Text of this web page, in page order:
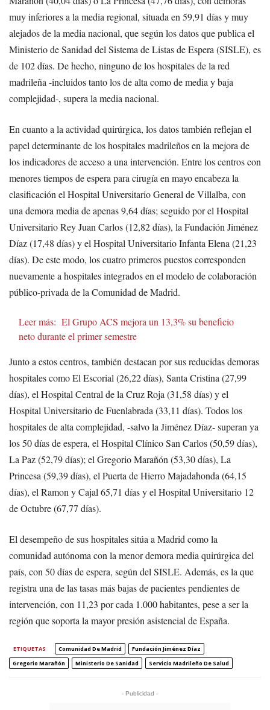
muy inferiores a la media regional, situada en 59,91 días y muy
alejados de la media nacional, que según los datos que publica el
Ministerio de Sanidad del Sistema de Listas de Espera (SISLE), es
de 102 días. De hecho, ninguno de los hospitales de la red
madrileña -incluidos tanto los de alta como de media y baja
complejidad-, supera la media nacional.
En cuanto a la actividad quirúrgica, los datos también reflejan el
papel determinante de los hospitales madrileños en la mejora de
los indicadores de acceso a una intervención. Entre los centros con
menores tiempos de espera para cirugía en mayo encabeza la
clasificación el Hospital Universitario General de Villalba, con
una demora media de apenas 9,64 días; seguido por el Hospital
Universitario Rey Juan Carlos (12,82 días), la Fundación Jiménez
Díaz (17,48 días) y el Hospital Universitario Infanta Elena (21,23
días). De este modo, los cuatro primeros puestos corresponden
nuevamente a hospitales integrados en el modelo de colaboración
público-privada de la Comunidad de Madrid.
Leer más: El Grupo ACS mejora un 13,3% su beneficio
neto durante el primer semestre
Junto a estos centros, también destacan por sus reducidas demoras
hospitales como El Escorial (26,22 días), Santa Cristina (27,99
días), el Hospital Central de la Cruz Roja (31,58 días) y el
Hospital Universitario de Fuenlabrada (33,11 días). Todos los
hospitales de alta complejidad, -salvo la Jiménez Díaz- superan ya
los 50 días de espera, el Hospital Clínico San Carlos (50,59 días),
La Paz (52,79 días); el Gregorio Marañón (53,30 días), La
Princesa (59,39 días), el Puerta de Hierro Majadahonda (64,15
días), el Ramon y Cajal 65,71 días y el Hospital Universitario 12
de Octubre (67,77 días).
El desempeño de sus hospitales sitúa a Madrid como la
comunidad autónoma con la menor demora media quirúrgica del
país, con 50 días de espera, según del SISLE. Además, es la que
registra una de las tasas más bajas de pacientes pendientes de
intervención, con 11,23 por cada 1.000 habitantes, pese a ser la
región que soporta la mayor presión asistencial de España.
ETIQUETAS Comunidad De Madrid
Fundación Jiménez Díaz
Gregorio Marañón
Ministerio De Sanidad Servicio Madrileño De Salud
- Publicidad -